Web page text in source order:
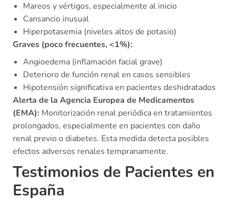
Mareos y vértigos, especialmente al inicio
Cansancio inusual
Hiperpotasemia (niveles altos de potasio)
Graves (poco frecuentes, <1%):
Angioedema (inflamación facial grave)
Deterioro de función renal en casos sensibles
Hipotensión significativa en pacientes deshidratados
Alerta de la Agencia Europea de Medicamentos
(EMA): Monitorización renal periódica en tratamientos
prolongados, especialmente en pacientes con daño
renal previo o diabetes. Esta medida detecta posibles
efectos adversos renales tempranamente.
Testimonios de Pacientes en
España